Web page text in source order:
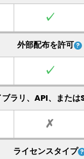
✓
外部配布を許可
✓
ラリ、API、または
✗
ライセンスタイプ